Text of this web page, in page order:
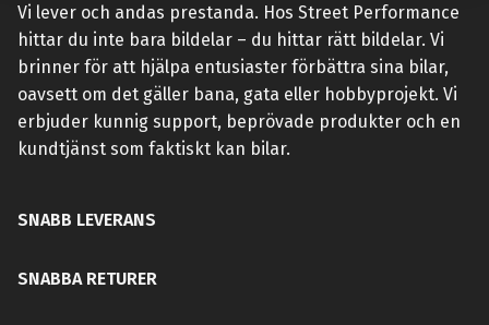
Vi lever och andas prestanda. Hos Street Performance
hittar du inte bara bildelar – du hittar rätt bildelar. Vi
brinner för att hjälpa entusiaster förbättra sina bilar,
oavsett om det gäller bana, gata eller hobbyprojekt. Vi
erbjuder kunnig support, beprövade produkter och en
kundtjänst som faktiskt kan bilar.
SNABB LEVERANS
SNABBA RETURER